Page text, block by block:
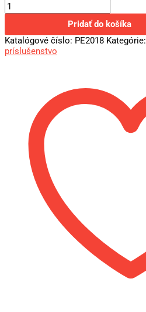
Pridať do košíka
Katalógové číslo: PE2018 Kategórie:
príslušenstvo